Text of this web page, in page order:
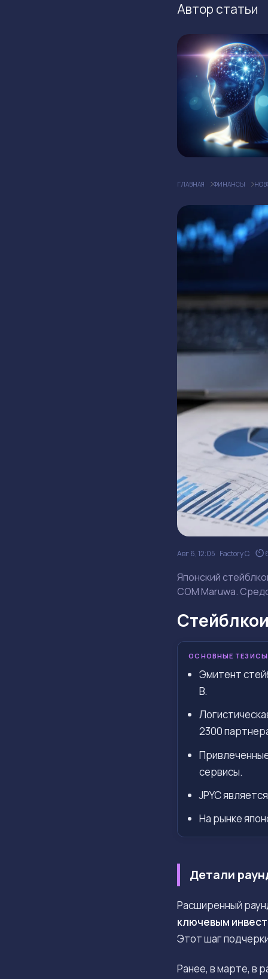
Автор статьи
ГЛАВНАЯ ФИНАНСЫ
Авг 6, 12:05 Factory C.
Японский
COM Maruwa.
ОСНОВНЫЕ ТЕЗИСЫ
Эмитент
B.
2300
сервисы.
JPYC
На рынке
Детали
Расширенный
ключевым
Этот шаг
Ранее, в марте, в